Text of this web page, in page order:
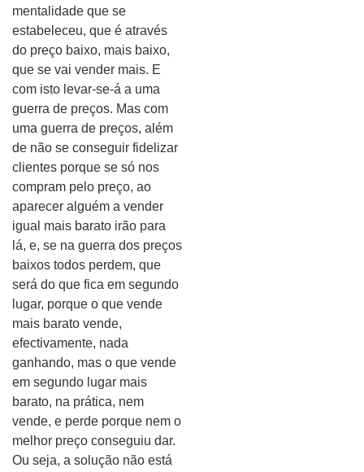
mentalidade que se
estabeleceu, que é através
do preço baixo, mais baixo,
que se vai vender mais. E
com isto levar-se-á a uma
guerra de preços. Mas com
uma guerra de preços, além
de não se conseguir fidelizar
clientes porque se só nos
compram pelo preço, ao
aparecer alguém a vender
igual mais barato irão para
lá, e, se na guerra dos preços
baixos todos perdem, que
será do que fica em segundo
lugar, porque o que vende
mais barato vende,
efectivamente, nada
ganhando, mas o que vende
em segundo lugar mais
barato, na prática, nem
vende, e perde porque nem o
melhor preço conseguiu dar.
Ou seja, a solução não está